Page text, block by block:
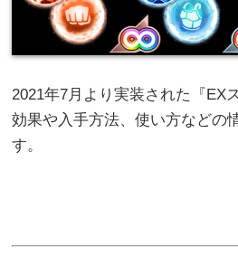
2021年7月より実装された『EX
効果や入手方法、使い方などの
す。